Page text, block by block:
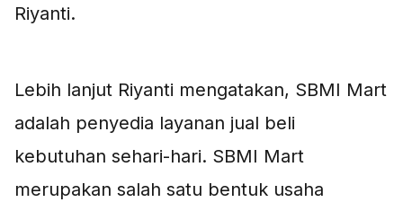
Riyanti.
Lebih lanjut Riyanti mengatakan, SBMI Mart
adalah penyedia layanan jual beli
kebutuhan sehari-hari. SBMI Mart
merupakan salah satu bentuk usaha